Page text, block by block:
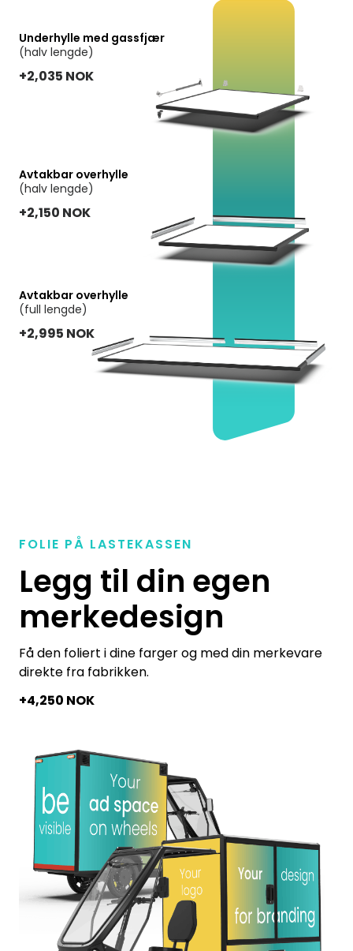
Underhylle med gassfjær
(halv lengde)
+2,035 NOK
Avtakbar overhylle
(halv lengde)
+2,150 NOK
Avtakbar overhylle
(full lengde)
+2,995 NOK
FOLIE PÅ LASTEKASSEN
Legg til din egen
merkedesign
Få den foliert i dine farger og med din merkevare
direkte fra fabrikken.
+4,250 NOK